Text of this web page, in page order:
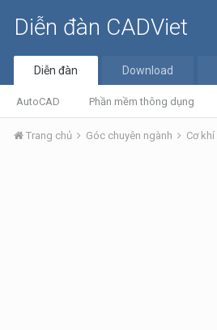
Diễn đàn CADViet
Diễn đàn
AutoCAD Phần mềm thông dụng
Download
Trang chủ Góc chuyên ngành Cơ khí